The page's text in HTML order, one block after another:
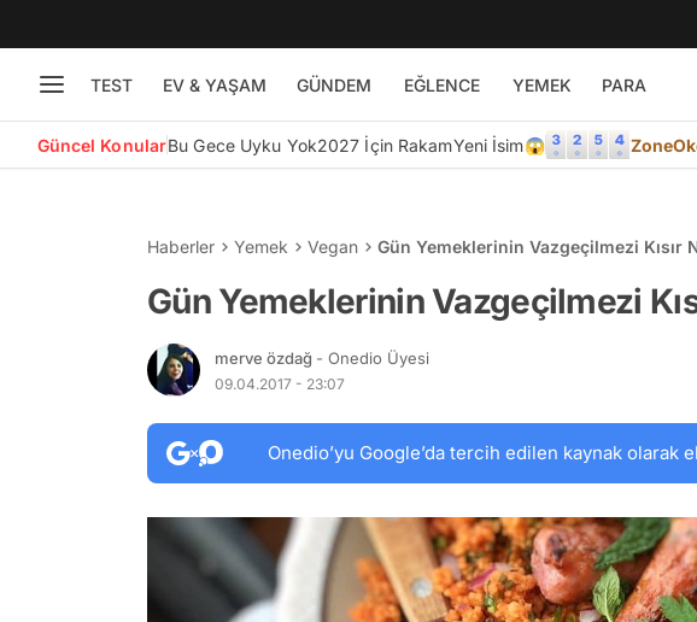
TEST EV & YAŞAM GÜNDEM EĞLENCE YEMEK PARA
Güncel KonularBu Gece Uyku Yok2027 İçin RakamYeni İsim😱
Haberler Yemek Vegan Gün Yemeklerinin Vazgeçilmezi Kısır
Gün Yemeklerinin Vazgeçilmezi
merve özdağ - Onedio Üyesi
09.04.2017 - 23:07
Onedio’yu Google’da tercih edilen kaynak olarak